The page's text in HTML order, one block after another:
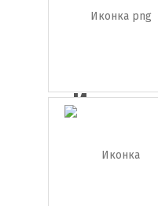
фото...
Иконка
фотоап...